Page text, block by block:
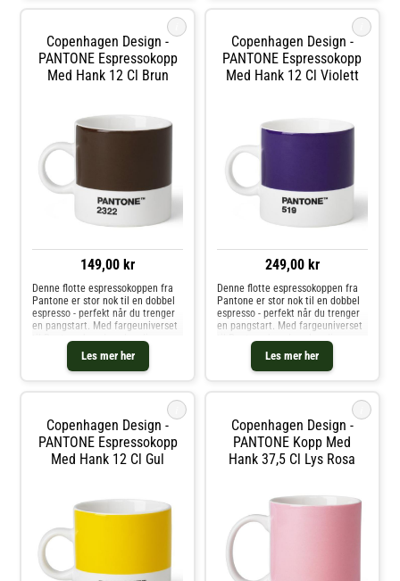
Copenhagen Design -
PANTONE Espressokopp
Med Hank 12 Cl Brun
149,00 kr
Les mer her
Denne flotte espressokoppen fra
Pantone er stor nok til en dobbel
espresso - perfekt når du trenger
en pangstart. Med fargeuniverset
til Pantone kan du velge din
personlige farge til
favorittkoppen. Hver kopp er i
fineste benporselen.
Copenhagen Design -
PANTONE Espressokopp
Med Hank 12 Cl Violett
249,00 kr
Les mer her
Denne flotte espressokoppen fra
Pantone er stor nok til en dobbel
espresso - perfekt når du trenger
en pangstart. Med fargeuniverset
til Pantone kan du velge din
personlige farge til
favorittkoppen. Hver kopp er i
fineste benporselen.
Copenhagen Design -
PANTONE Espressokopp
Med Hank 12 Cl Gul
Copenhagen Design -
PANTONE Kopp Med
Hank 37,5 Cl Lys Rosa